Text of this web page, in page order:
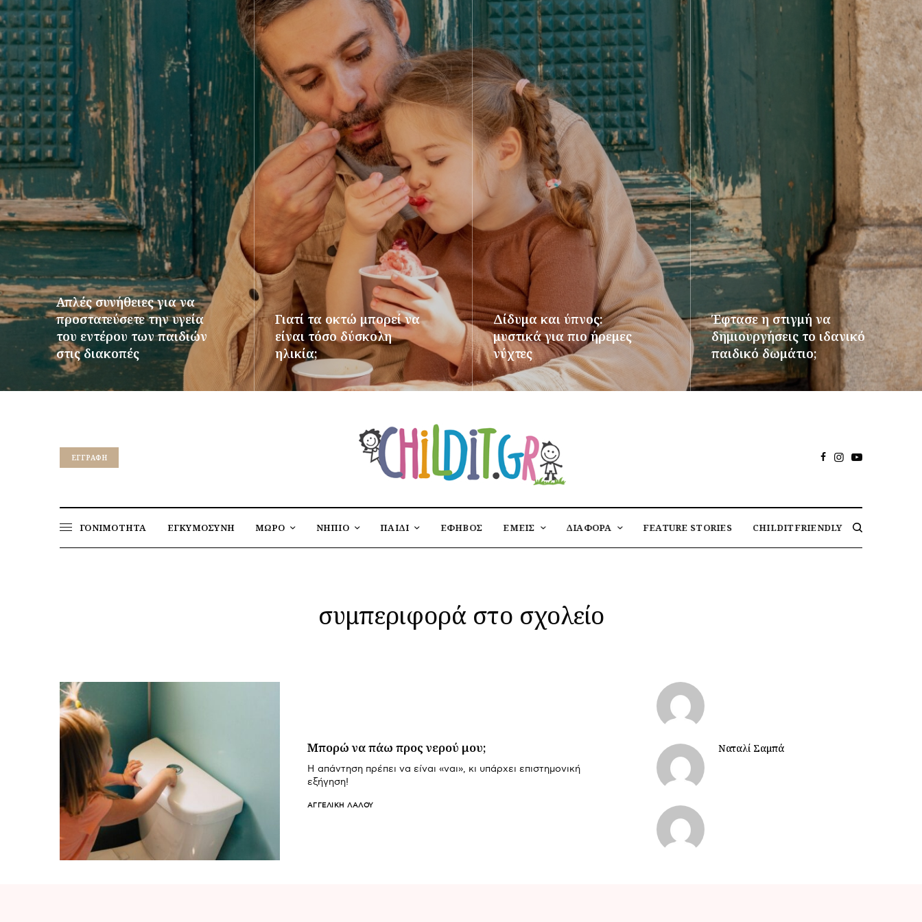
Απλές συνήθειες για να
προστατεύσετε την υγεία
του εντέρου των παιδιών
στις διακοπές
ΠΕΡΙΣΣΌΤΕΡΑ
Γιατί τα οκτώ μπορεί να
είναι τόσο δύσκολη
ηλικία;
ΠΕΡΙΣΣΌΤΕΡΑ
Δίδυμα και ύπνος:
μυστικά για πιο ήρεμες
νύχτες
ΠΕΡΙΣΣΌΤΕΡΑ
Έφτασε η στιγμή να
δημιουργήσεις το ιδανικό
παιδικό δωμάτιο;
ΠΕΡΙΣΣΌΤΕΡΑ
EΓΓΡΑΦΉ
ΓΟΝΙΜΟΤΗΤΑ ΕΓΚΥΜΟΣΥΝΗ ΜΩΡΟ ΝΗΠΙΟ ΠΑΙΔΙ ΕΦΗΒΟΣ ΕΜΕΙΣ ΔΙΑΦΟΡΑ FEATURE STORIES CHILDITFRIENDLY
συμπεριφορά στο σχολείο
Μπορώ να πάω προς νερού μου;
Η απάντηση πρέπει να είναι «ναι», κι υπάρχει επιστημονική
εξήγηση!
ΑΓΓΕΛΙΚΉ ΛΆΛΟΥ
Ναταλί Σαμπά